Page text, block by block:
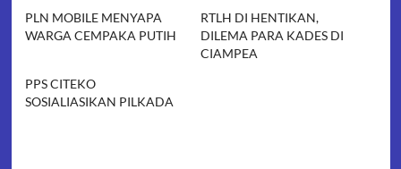
PLN MOBILE MENYAPA
WARGA CEMPAKA PUTIH
RTLH DI HENTIKAN,
DILEMA PARA KADES DI
CIAMPEA
PPS CITEKO
SOSIALIASIKAN PILKADA